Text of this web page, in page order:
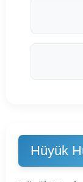
Hüyük